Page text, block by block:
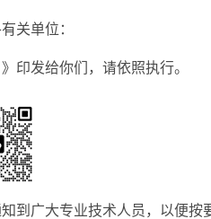
关单位：
印发给你们，请依照执行。
到广大专业技术人员，以便按